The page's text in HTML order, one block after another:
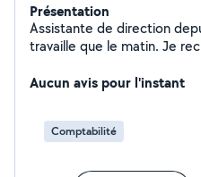
Présentation
Assistante de direction
travaille que le matin. Je
vos tâches chronophages
reste à votre disposition.
Aucun avis pour l'instant
Comptabilité